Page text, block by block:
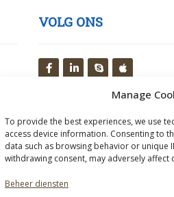
Manage
To provide the best experiences, we use
access device information. Consenting to
data such as browsing behavior or unique
withdrawing consent, may adversely affect
Beheer diensten
VOLG ONS